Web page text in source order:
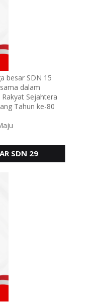
besar SDN 15
dalam
Sejahtera
Tahun ke-80
SDN 29